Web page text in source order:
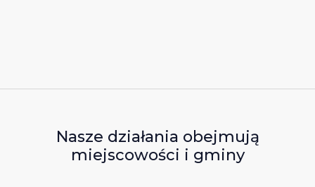
Nasze działania obejmują
miejscowości i gminy